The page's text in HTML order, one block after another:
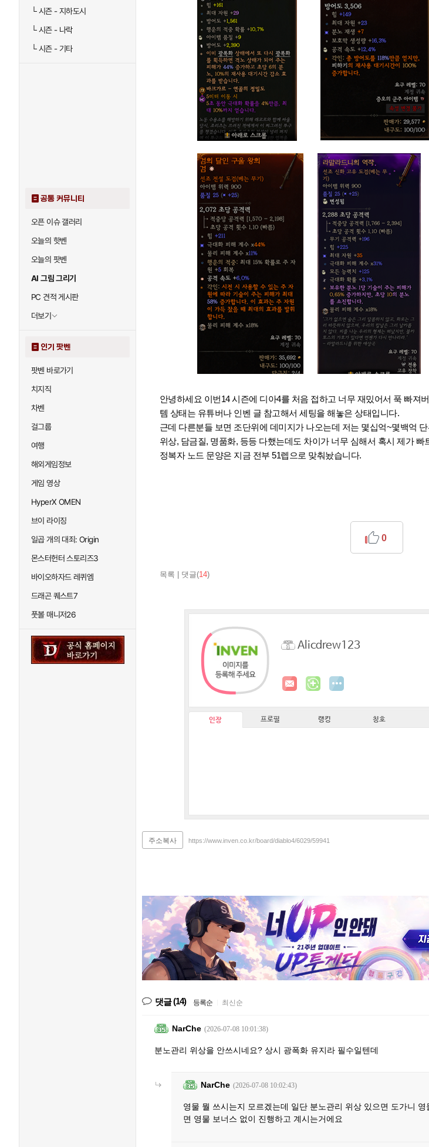
└시즌 - 지하도시
└시즌 - 나락
└시즌 - 기타
공통 커뮤니티
오픈 이슈 갤러리
오늘의 핫벤
오늘의 팟벤
AI 그림 그리기
PC 견적 게시판
더보기
인기 팟벤
팟벤 바로가기
치지직
차벤
걸그룹
여행
해외게임정보
게임 영상
HyperX OMEN
브이 라이징
일곱 개의 대죄: Origin
몬스터헌터 스토리즈3
바이오하자드 레퀴엠
드래곤 퀘스트7
풋볼 매니저26
안녕하세요 이번14 시즌에 디아4를 처음 접하고 너무 재밌어서 푹 빠져
템 상태는 유튜버나 인벤 글 참고해서 세팅을 해놓은 상태입니다.
근데 다른분들 보면 조단위에 데미지가 나오는데 저는 몇십억~몇백억
위상, 담금질, 명품화, 등등 다했는데도 차이가 너무 심해서 혹시 제가
정복자 노드 문양은 지금 전부 51렙으로 맞춰놨습니다.
목록 댓글(14)
0
Alicdrew123
인장 프로필 랭킹 칭호
주소복사 https://www.inven.co.kr/board/diablo4/6029/59941
댓글(14) 등록순 최신순
NarChe (2026-07-08 10:01:38)
분노관리 위상을 안쓰시네요? 상시 광폭화 유지라 필수일텐데
NarChe (2026-07-08 10:02:43)
영물 뭘 쓰시는지 모르겠는데 일단 분노관리 위상 있으면 도가니 영
면 영물 보너스 없이 진행하고 계시는거에요